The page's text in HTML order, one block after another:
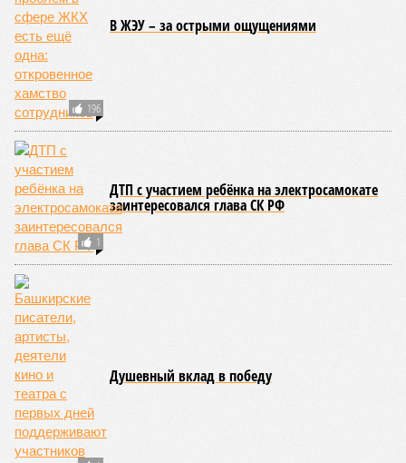
196
В ЖЭУ – за острыми ощущениями
1
ДТП с участием ребёнка на электросамокате
заинтересовался глава СК РФ
Душевный вклад в победу